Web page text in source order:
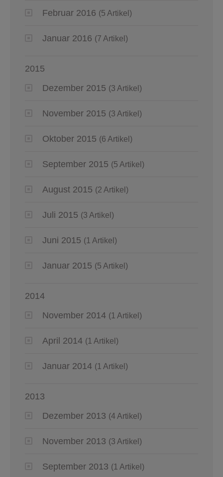
Februar 2016 (5 Artikel)
Januar 2016 (7 Artikel)
2015
Dezember 2015 (3 Artikel)
November 2015 (3 Artikel)
Oktober 2015 (6 Artikel)
September 2015 (5 Artikel)
August 2015 (2 Artikel)
Juli 2015 (3 Artikel)
Juni 2015 (1 Artikel)
Januar 2015 (5 Artikel)
2014
November 2014 (1 Artikel)
April 2014 (1 Artikel)
Januar 2014 (1 Artikel)
2013
Dezember 2013 (4 Artikel)
November 2013 (3 Artikel)
September 2013 (1 Artikel)